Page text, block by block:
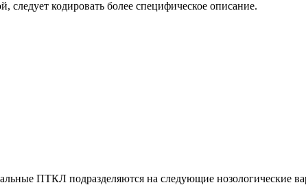
кодировать более специфическое описание.
ПТКЛ подразделяются на следующие нозологические